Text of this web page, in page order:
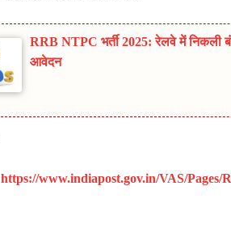
RRB NTPC भर्ती 2025: रेलवे में निकली
आवेदन
https://www.indiapost.gov.in/VAS/